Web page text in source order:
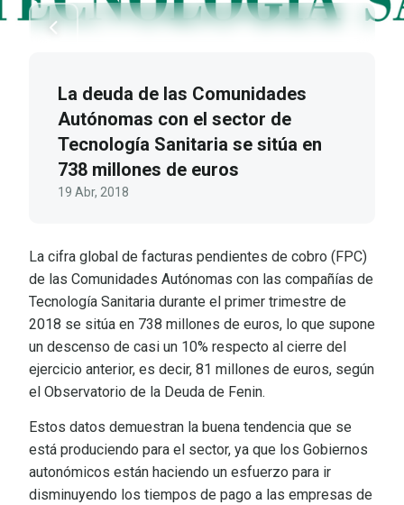
La deuda de las Comunidades
Autónomas con el sector de
Tecnología Sanitaria se sitúa en
738 millones de euros
19 Abr, 2018
La cifra global de facturas pendientes de cobro (FPC)
de las Comunidades Autónomas con las compañías de
Tecnología Sanitaria durante el primer trimestre de
2018 se sitúa en 738 millones de euros, lo que supone
un descenso de casi un 10% respecto al cierre del
ejercicio anterior, es decir, 81 millones de euros, según
el Observatorio de la Deuda de Fenin.
Estos datos demuestran la buena tendencia que se
está produciendo para el sector, ya que los Gobiernos
autonómicos están haciendo un esfuerzo para ir
disminuyendo los tiempos de pago a las empresas de